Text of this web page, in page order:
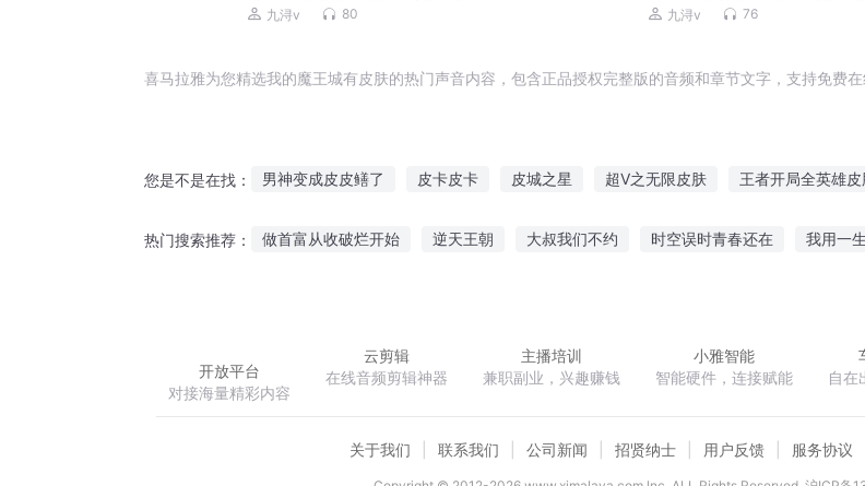
言情/团宠智商在线
九浔v 80
言情/团宠智商在线
九浔v 76
喜马拉雅为您精选我的魔王城有皮肤的热门声音内容，包含正品授权完整版的音频和章节文字，支持免费在
您是不是在找： 男神变成皮皮鳝了 皮卡皮卡 皮城之星 超V之无限皮肤 王者开局全英雄皮
热门搜索推荐： 做首富从收破烂开始 逆天王朝 大叔我们不约 时空误时青春还在 我用一
开放平台
对接海量精彩内容
云剪辑
在线音频剪辑神器
主播培训
兼职副业，兴趣赚钱
小雅智能
智能硬件，连接赋能
自在
关于我们 联系我们 公司新闻 招贤纳士 用户反馈 服务协议